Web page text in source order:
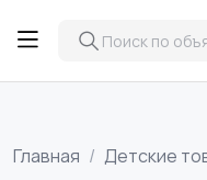
Главная Детские